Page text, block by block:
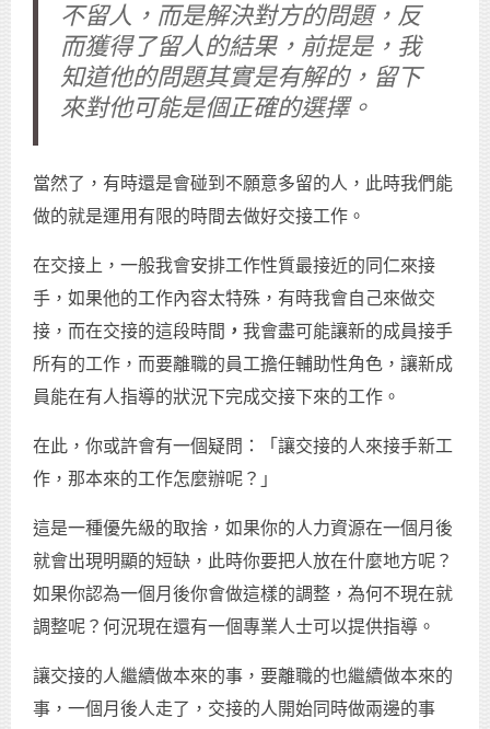
不留人，而是解決對方的問題，反
而獲得了留人的結果，前提是，我
知道他的問題其實是有解的，留下
來對他可能是個正確的選擇。
當然了，有時還是會碰到不願意多留的人，此時我們能
做的就是運用有限的時間去做好交接工作。
在交接上，一般我會安排工作性質最接近的同仁來接
手，如果他的工作內容太特殊，有時我會自己來做交
接，而在交接的這段時間 ， 我會盡可能讓新的成員接手
所有的工作，而要離職的員工擔任輔助性角色，讓新成
員能在有人指導的狀況下完成交接下來的工作。
在此，你或許會有一個疑問：「讓交接的人來接手新工
作，那本來的工作怎麼辦呢？」
這是一種優先級的取捨，如果你的人力資源在一個月後
就會出現明顯的短缺，此時你要把人放在什麼地方呢？
如果你認為一個月後你會做這樣的調整，為何不現在就
調整呢？何況現在還有一個專業人士可以提供指導。
讓交接的人繼續做本來的事，要離職的也繼續做本來的
事，一個月後人走了，交接的人開始同時做兩邊的事